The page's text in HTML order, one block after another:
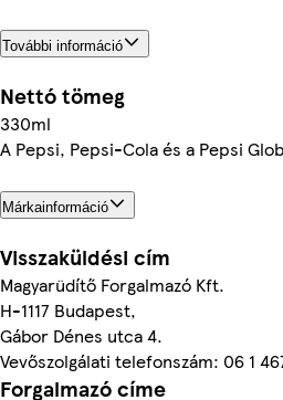
További információ
Nettó tömeg
330ml
A Pepsi, Pepsi-Cola és a Pepsi
Márkainformáció
Visszaküldési cím
Magyarüdítő Forgalmazó Kft.
H-1117 Budapest,
Gábor Dénes utca 4.
Vevőszolgálati telefonszám: 06 1
Forgalmazó címe